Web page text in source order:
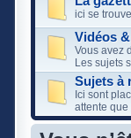
ici se
Vidéos
Vous avez
Les sujets
Sujets à
Ici sont
attente